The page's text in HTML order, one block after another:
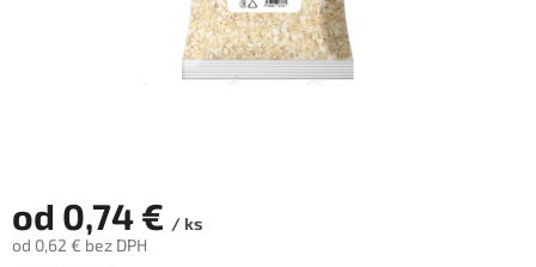
od 0,74 € / ks
od 0,62 € bez DPH